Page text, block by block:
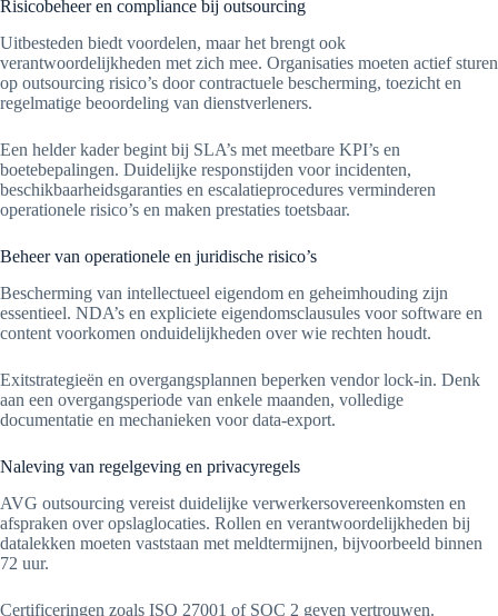
Risicobeheer en compliance bij outsourcing
Uitbesteden biedt voordelen, maar het brengt ook
verantwoordelijkheden met zich mee. Organisaties moeten actief sturen
op outsourcing risico’s door contractuele bescherming, toezicht en
regelmatige beoordeling van dienstverleners.
Een helder kader begint bij SLA’s met meetbare KPI’s en
boetebepalingen. Duidelijke responstijden voor incidenten,
beschikbaarheidsgaranties en escalatieprocedures verminderen
operationele risico’s en maken prestaties toetsbaar.
Beheer van operationele en juridische risico’s
Bescherming van intellectueel eigendom en geheimhouding zijn
essentieel. NDA’s en expliciete eigendomsclausules voor software en
content voorkomen onduidelijkheden over wie rechten houdt.
Exitstrategieën en overgangsplannen beperken vendor lock-in. Denk
aan een overgangsperiode van enkele maanden, volledige
documentatie en mechanieken voor data-export.
Naleving van regelgeving en privacyregels
AVG outsourcing vereist duidelijke verwerkersovereenkomsten en
afspraken over opslaglocaties. Rollen en verantwoordelijkheden bij
datalekken moeten vaststaan met meldtermijnen, bijvoorbeeld binnen
72 uur.
Certificeringen zoals ISO 27001 of SOC 2 geven vertrouwen.